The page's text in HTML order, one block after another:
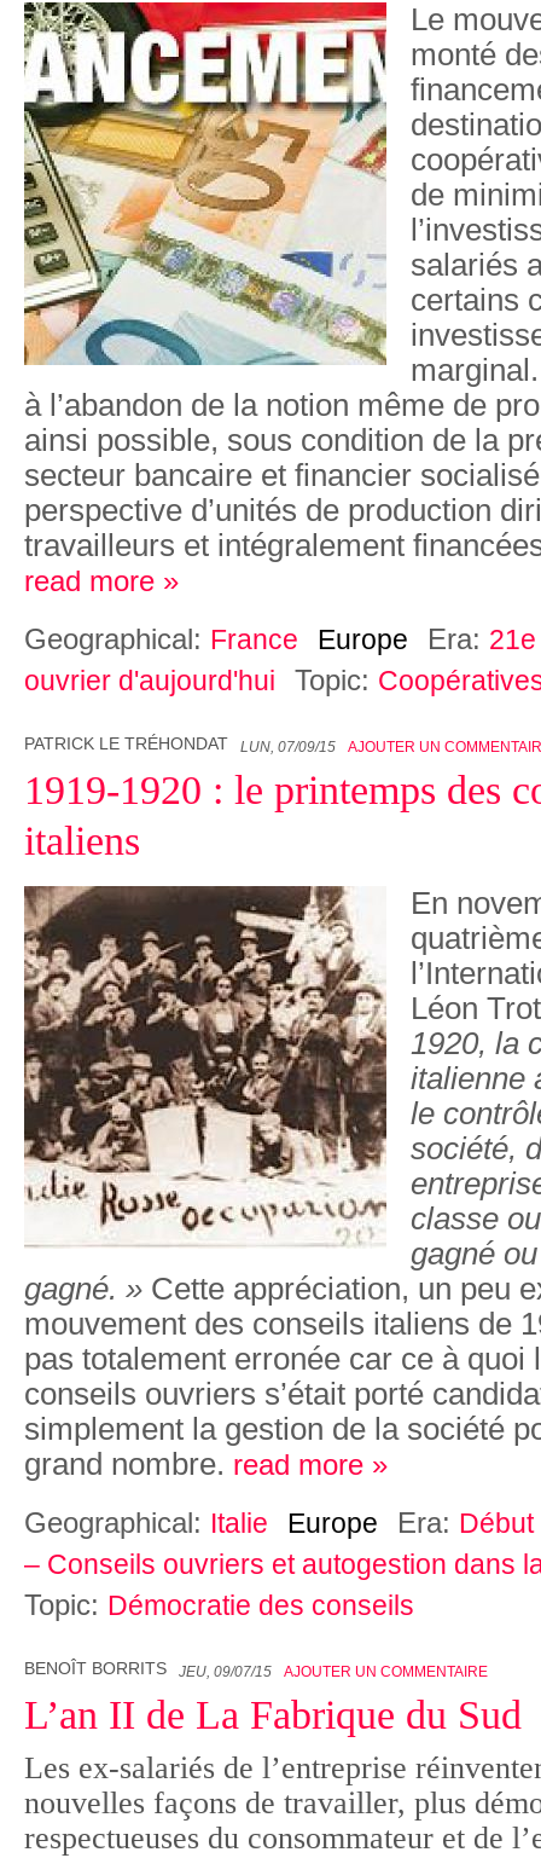
Le
monté
de
salariés
certains
à l’abandon de la notion même de
ainsi possible, sous condition de la
secteur bancaire et financier
perspective d’unités de production
travailleurs et intégralement
read more »
Geographical: France Europe Era:
ouvrier d'aujourd'hui
Topic:
PATRICK LE TRÉHONDAT LUN, 07/09/15 AJOUTER UN
1919-1920 : le printemps des
italiens
En
Léon
1920, la
italienne
le
société,
classe
gagné
gagné. » Cette appréciation, un peu
mouvement des conseils italiens de
pas totalement erronée car ce à quoi
conseils ouvriers s’était porté
simplement la gestion de la société
grand nombre. read more »
Geographical: Italie Europe Era:
– Conseils ouvriers et autogestion dans
Topic: Démocratie des conseils
BENOÎT BORRITS JEU, 09/07/15 AJOUTER UN COMMENTAIRE
L’an II de La Fabrique du Sud
Les ex-salariés de l’entreprise
nouvelles façons de travailler, plus
respectueuses du consommateur et de